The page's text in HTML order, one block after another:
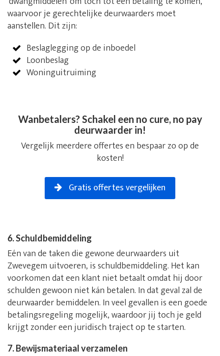
waarvoor je gerechtelijke deurwaarders moet
aanstellen. Dit zijn:
Beslaglegging op de inboedel
Loonbeslag
Woninguitruiming
Wanbetalers? Schakel een no cure, no pay
deurwaarder in!
Vergelijk meerdere offertes en bespaar zo op de
kosten!
Gratis offertes vergelijken
6. Schuldbemiddeling
Eén van de taken die gewone deurwaarders uit
Zwevegem uitvoeren, is schuldbemiddeling. Het kan
voorkomen dat een klant niet betaalt omdat hij door
schulden gewoon niet kán betalen. In dat geval zal de
deurwaarder bemiddelen. In veel gevallen is een goede
betalingsregeling mogelijk, waardoor jij toch je geld
krijgt zonder een juridisch traject op te starten.
7. Bewijsmateriaal verzamelen